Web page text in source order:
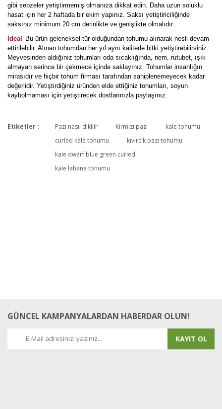
gibi sebzeler yetiştirmemiş olmanıza dikkat edin. Daha uzun soluklu
hasat için her 2 haftada bir ekim yapınız. Saksı yetiştiriciliğinde
saksınız minimum 20 cm derinlikte ve genişlikte olmalıdır.
İdeal : Bu ürün geleneksel tür olduğundan tohumu alınarak nesli devam
ettirilebilir. Alınan tohumdan her yıl aynı kalitede bitki yetiştirebilirsiniz.
Meyvesinden aldığınız tohumları oda sıcaklığında, nem, rutubet, ışık
almayan serince bir çekmece içinde saklayınız. Tohumlar insanlığın
mirasıdır ve hiçbir tohum firması tarafından sahiplenemeyecek kadar
değerlidir. Yetiştirdiğiniz üründen elde ettiğiniz tohumları, soyun
kaybolmaması için yetiştirecek dostlarınızla paylaşınız.
Bu ürüne ilk yorumu siz yapın!
Yorum Yaz
Etiketler : Pazı nasıl dikilir Kırmızı pazı
kale tohumu
curled kale tohumu
kıvırcık pazı tohumu
kale dwarf blue green curled
kale lahana tohumu
GÜNCEL KAMPANYALARDAN HABERDAR OLUN!
KAYIT OL